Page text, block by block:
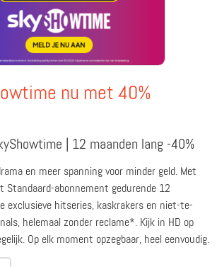
nu met 40%
| 12 maanden lang -40%
en meer spanning voor minder geld. Met
Standaard-abonnement gedurende 12
exclusieve hitseries, kaskrakers en niet-te-
helemaal zonder reclame*. Kijk in HD op
Op elk moment opzegbaar, heel eenvoudig.